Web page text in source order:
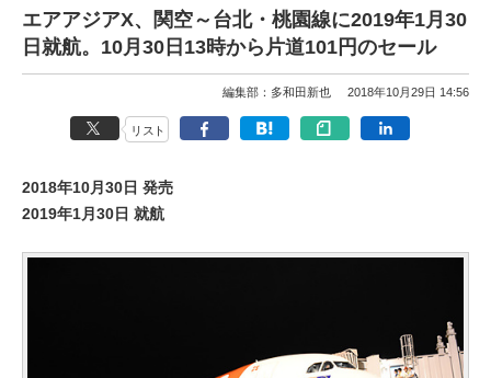
エアアジアX、関空～台北・桃園線に2019年1月30
日就航。10月30日13時から片道101円のセール
編集部：多和田新也 2018年10月29日 14:56
リスト
2018年10月30日 発売
2019年1月30日 就航